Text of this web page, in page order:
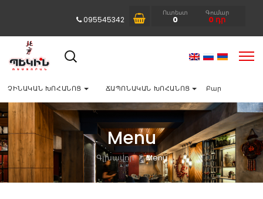
095545342
Ուտեստ
0
Գումար
0 դր
ՉԻՆԱԿԱՆ ԽՈՀԱՆՈՑ ՃԱՊՈՆԱԿԱՆ ԽՈՀԱՆՈՑ Բար
Menu
Գլխավոր Menu